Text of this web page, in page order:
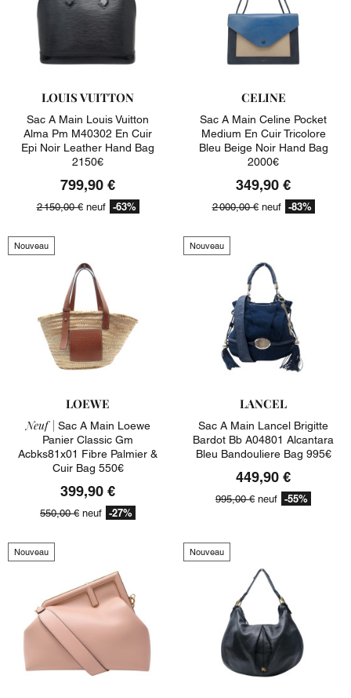
LOUIS VUITTON
Sac A Main Louis Vuitton
Alma Pm M40302 En Cuir
Epi Noir Leather Hand Bag
2150€
799,90 €
2 150,00 €neuf -63%
CELINE
Sac A Main Celine Pocket
Medium En Cuir Tricolore
Bleu Beige Noir Hand Bag
2000€
349,90 €
2 000,00 €neuf -83%
Nouveau
LOEWE
Neuf | Sac A Main Loewe
Panier Classic Gm
Acbks81x01 Fibre Palmier &
Cuir Bag 550€
399,90 €
550,00 € neuf -27%
Nouveau
LANCEL
Sac A Main Lancel Brigitte
Bardot Bb A04801 Alcantara
Bleu Bandouliere Bag 995€
449,90 €
995,00 € neuf -55%
Nouveau Nouveau